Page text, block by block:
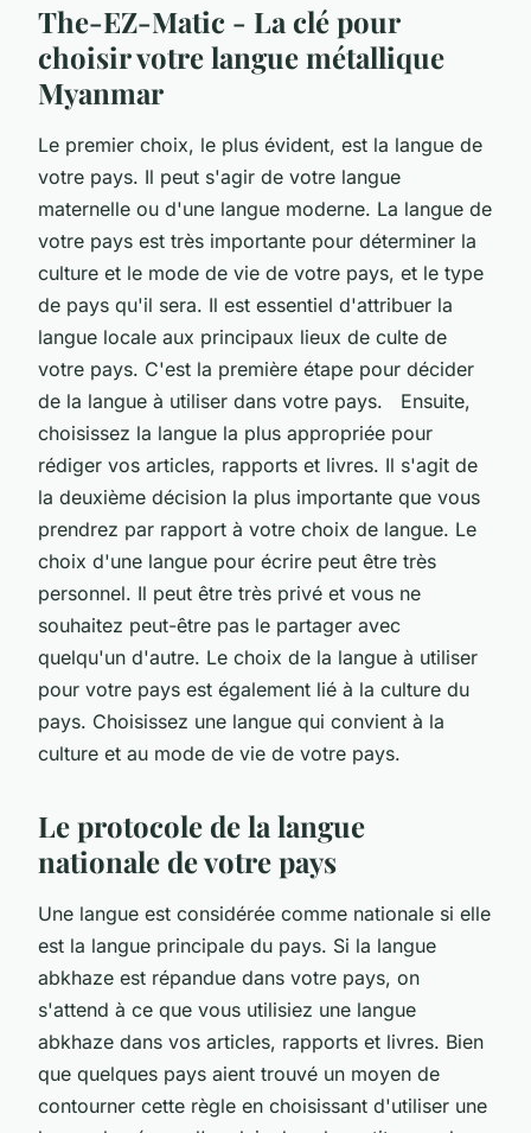
The-EZ-Matic - La clé pour
choisir votre langue métallique
Myanmar
Le premier choix, le plus évident, est la langue de
votre pays. Il peut s'agir de votre langue
maternelle ou d'une langue moderne. La langue de
votre pays est très importante pour déterminer la
culture et le mode de vie de votre pays, et le type
de pays qu'il sera. Il est essentiel d'attribuer la
langue locale aux principaux lieux de culte de
votre pays. C'est la première étape pour décider
de la langue à utiliser dans votre pays. Ensuite,
choisissez la langue la plus appropriée pour
rédiger vos articles, rapports et livres. Il s'agit de
la deuxième décision la plus importante que vous
prendrez par rapport à votre choix de langue. Le
choix d'une langue pour écrire peut être très
personnel. Il peut être très privé et vous ne
souhaitez peut-être pas le partager avec
quelqu'un d'autre. Le choix de la langue à utiliser
pour votre pays est également lié à la culture du
pays. Choisissez une langue qui convient à la
culture et au mode de vie de votre pays.
Le protocole de la langue
nationale de votre pays
Une langue est considérée comme nationale si elle
est la langue principale du pays. Si la langue
abkhaze est répandue dans votre pays, on
s'attend à ce que vous utilisiez une langue
abkhaze dans vos articles, rapports et livres. Bien
que quelques pays aient trouvé un moyen de
contourner cette règle en choisissant d'utiliser une